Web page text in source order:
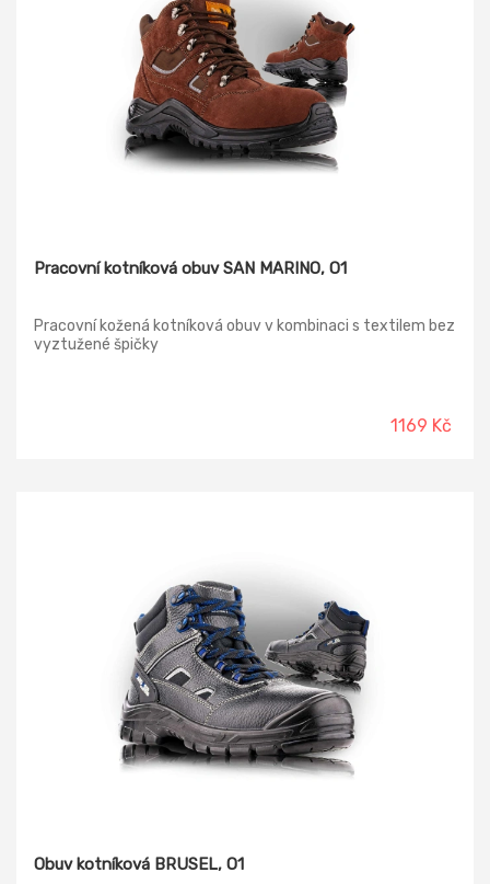
Pracovní kotníková obuv SAN MARINO, O1
Pracovní kožená kotníková obuv v kombinaci s textilem bez
vyztužené špičky
1169 Kč
Obuv kotníková BRUSEL, O1